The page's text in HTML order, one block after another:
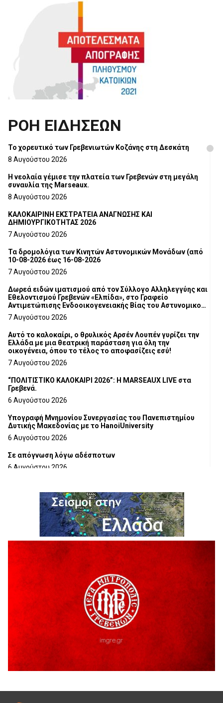
ΡΟΗ ΕΙΔΗΣΕΩΝ
Το χορευτικό των Γρεβενιωτών Κοζάνης στη Δεσκάτη
8 Αυγούστου 2026
Η νεολαία γέμισε την πλατεία των Γρεβενών στη μεγάλη
συναυλία της Marseaux.
8 Αυγούστου 2026
ΚΑΛΟΚΑΙΡΙΝΗ ΕΚΣΤΡΑΤΕΙΑ ΑΝΑΓΝΩΣΗΣ ΚΑΙ
ΔΗΜΙΟΥΡΓΙΚΟΤΗΤΑΣ 2026
7 Αυγούστου 2026
Τα δρομολόγια των Κινητών Αστυνομικών Μονάδων (από
10-08-2026 έως 16-08-2026
7 Αυγούστου 2026
Δωρεά ειδών ιματισμού από τον Σύλλογο Αλληλεγγύης και
Εθελοντισμού Γρεβενών «Ελπίδα», στο Γραφείο
Αντιμετώπισης Ενδοοικογενειακής Βίας του Αστυνομικού
Τμήματος Γρεβενών
7 Αυγούστου 2026
Αυτό το καλοκαίρι, ο θρυλικός Αρσέν Λουπέν γυρίζει την
Ελλάδα με μια θεατρική παράσταση για όλη την
οικογένεια, όπου το τέλος το αποφασίζεις εσύ!
7 Αυγούστου 2026
“ΠΟΛΙΤΙΣΤΙΚΟ ΚΑΛΟΚΑΙΡΙ 2026”: Η MARSEAUX LIVE στα
Γρεβενά.
6 Αυγούστου 2026
Υπογραφή Μνημονίου Συνεργασίας του Πανεπιστημίου
Δυτικής Μακεδονίας με το HanoiUniversity
6 Αυγούστου 2026
Σε απόγνωση λόγω αδέσποτων
6 Αυγούστου 2026
6 Αυγούστου 2026
Ολοκληρώνεται η ασφαλτόστρωση της οδού Περιβόλι –
6 Αυγούστου 2026
H παραδοχή λαθών είναι (και) δύναμη
5 Αυγούστου 2026
Ο ΑΝΔΡΕΑΣ ΑΣΛΑΝΙΔΗΣ ΣΥΝΕΧΙΖΕΙ ΣΤΟΝ ΠΡΩΤΕΑ
ΓΡΕΒΕΝΩΝ
5 Αυγούστου 2026
Ευχαριστήριο Εκπολιτιστικού Συλλόγου Ταξιάρχη προς κ.
Παρασχάκη Αθανάσιο
5 Αυγούστου 2026
Διακοπή υδροδότησης του Α΄ κλάδου ύδρευσης
5 Αυγούστου 2026